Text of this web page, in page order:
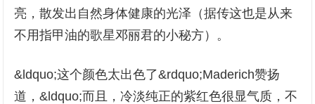
亮，散发出自然身体健康的光泽（据传这也是从来
不用指甲油的歌星邓丽君的小秘方）。
&ldquo;这个颜色太出色了&rdquo;Maderich赞扬
道，&ldquo;而且，冷淡纯正的紫红色很显气质，不